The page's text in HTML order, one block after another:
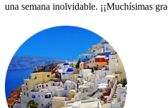
una semana inolvidable. ¡¡Muchísimas